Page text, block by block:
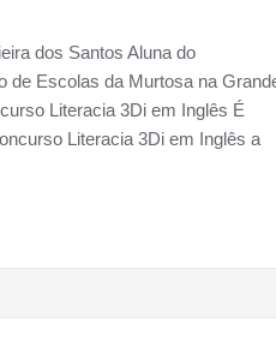
dos Santos Aluna do
de Escolas da Murtosa na
Literacia 3Di em Inglês É
Literacia 3Di em Inglês a